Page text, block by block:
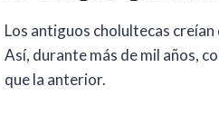
Los antiguos cholultecas
Así, durante más de mil años,
que la anterior.